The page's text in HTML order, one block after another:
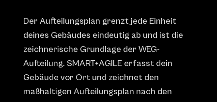
Der Aufteilungsplan grenzt jede Einheit
deines Gebäudes eindeutig ab und ist die
zeichnerische Grundlage der WEG-
Aufteilung. SMART+AGILE erfasst dein
Gebäude vor Ort und zeichnet den
maßhaltigen Aufteilungsplan nach den